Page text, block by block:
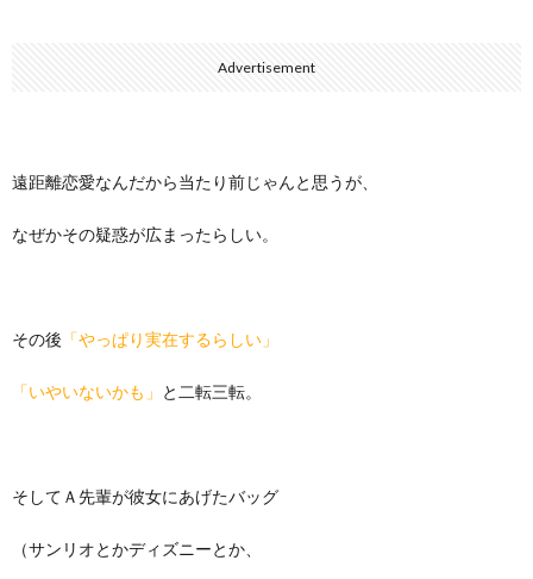
Advertisement
遠距離恋愛なんだから当たり前じゃんと思うが、
なぜかその疑惑が広まったらしい。
その後 「やっぱり実在するらしい」
「いやいないかも」 と二転三転。
そしてＡ先輩が彼女にあげたバッグ
（サンリオとかディズニーとか、